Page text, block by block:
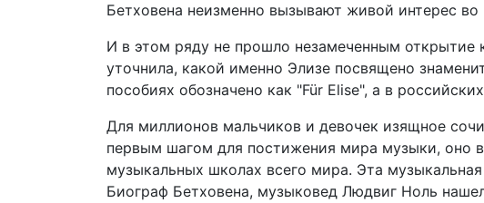
Бетховена неизменно вызывают живой интерес
И в этом ряду не прошло незамеченным открытие
уточнила, какой именно Элизе посвящено
пособиях обозначено как "Für Elise", а в
Для миллионов мальчиков и девочек изящное
первым шагом для постижения мира музыки, оно
музыкальных школах всего мира. Эта
Биограф Бетховена, музыковед Людвиг Ноль